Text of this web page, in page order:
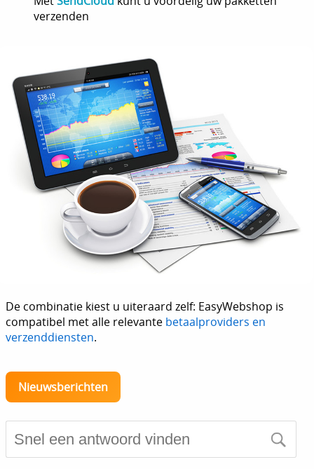
verzenden
De combinatie kiest u uiteraard zelf: EasyWebshop is
compatibel met alle relevante betaalproviders en
verzenddiensten.
Nieuwsberichten